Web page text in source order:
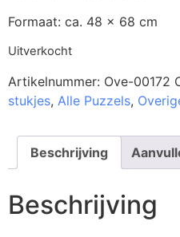
Formaat: ca. 48 x 68 cm
Uitverkocht
Artikelnummer: Ove-00172
stukjes, Alle Puzzels,
Beschrijving
Beschrijving